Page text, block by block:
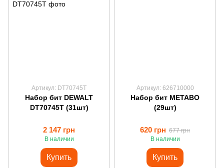
Артикул: DT70745T
Набор бит DEWALT
DT70745T (31шт)
2 147 грн
В наличии
Купить
Артикул: 626710000
Набор бит METABO
(29шт)
620 грн 677 грн
В наличии
Купить